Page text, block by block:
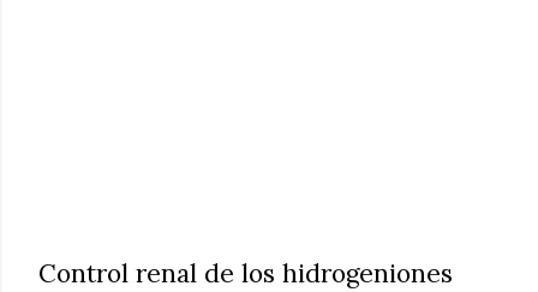
Control renal de los hidrogeniones